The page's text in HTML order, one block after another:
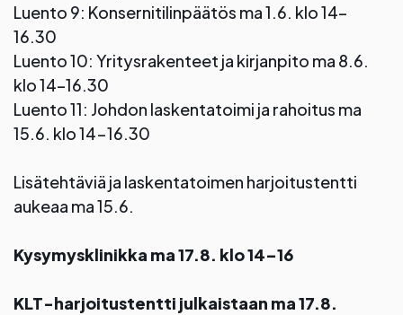
Luento 9: Konsernitilinpäätös ma 1.6. klo 14–
16.30
Luento 10: Yritysrakenteet ja kirjanpito ma 8.6.
klo 14–16.30
Luento 11: Johdon laskentatoimi ja rahoitus ma
15.6. klo 14-16.30
Lisätehtäviä ja laskentatoimen harjoitustentti
aukeaa ma 15.6.
Kysymysklinikka ma 17.8. klo 14–16
KLT-harjoitustentti julkaistaan ma 17.8.